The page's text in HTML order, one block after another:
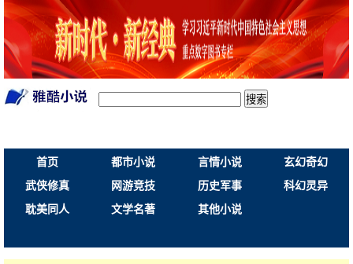
搜索
首页 都市小说 言情小说
玄幻奇幻
武侠修真
网游竞技 历史军事
科幻灵异
耽美同人
文学名著 其他小说